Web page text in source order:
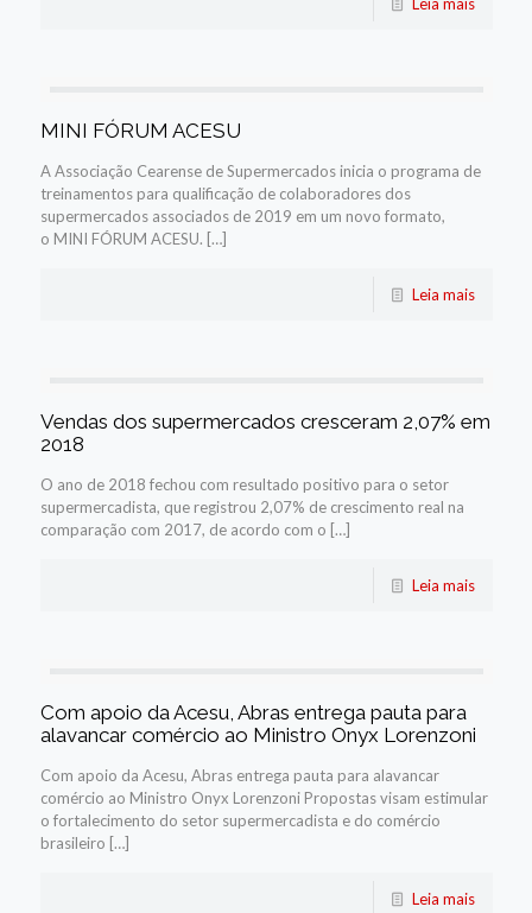
Leia mais
MINI FÓRUM ACESU
A Associação Cearense de Supermercados inicia o programa de
treinamentos para qualificação de colaboradores dos
supermercados associados de 2019 em um novo formato,
o MINI FÓRUM ACESU. […]
Leia mais
Vendas dos supermercados cresceram 2,07% em
2018
O ano de 2018 fechou com resultado positivo para o setor
supermercadista, que registrou 2,07% de crescimento real na
comparação com 2017, de acordo com o […]
Leia mais
Com apoio da Acesu, Abras entrega pauta para
alavancar comércio ao Ministro Onyx Lorenzoni
Com apoio da Acesu, Abras entrega pauta para alavancar
comércio ao Ministro Onyx Lorenzoni Propostas visam estimular
o fortalecimento do setor supermercadista e do comércio
brasileiro […]
Leia mais